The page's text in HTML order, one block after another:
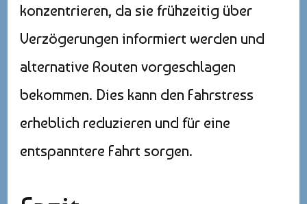
konzentrieren, da sie frühzeitig über
Verzögerungen informiert werden und
alternative Routen vorgeschlagen
bekommen. Dies kann den Fahrstress
erheblich reduzieren und für eine
entspanntere Fahrt sorgen.